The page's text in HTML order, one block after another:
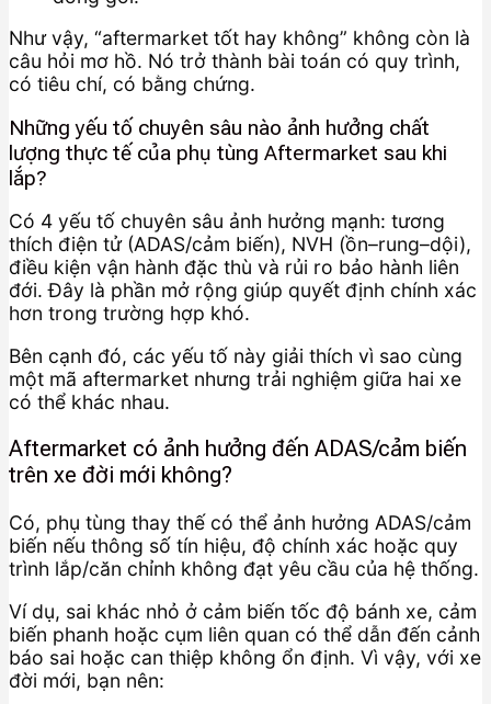
Như vậy, “aftermarket tốt hay không” không còn là
câu hỏi mơ hồ. Nó trở thành bài toán có quy trình,
có tiêu chí, có bằng chứng.
Những yếu tố chuyên sâu nào ảnh hưởng chất
lượng thực tế của phụ tùng Aftermarket sau khi
lắp?
Có 4 yếu tố chuyên sâu ảnh hưởng mạnh: tương
thích điện tử (ADAS/cảm biến), NVH (ồn–rung–dội),
điều kiện vận hành đặc thù và rủi ro bảo hành liên
đới. Đây là phần mở rộng giúp quyết định chính xác
hơn trong trường hợp khó.
Bên cạnh đó, các yếu tố này giải thích vì sao cùng
một mã aftermarket nhưng trải nghiệm giữa hai xe
có thể khác nhau.
Aftermarket có ảnh hưởng đến ADAS/cảm biến
trên xe đời mới không?
Có, phụ tùng thay thế có thể ảnh hưởng ADAS/cảm
biến nếu thông số tín hiệu, độ chính xác hoặc quy
trình lắp/căn chỉnh không đạt yêu cầu của hệ thống.
Ví dụ, sai khác nhỏ ở cảm biến tốc độ bánh xe, cảm
biến phanh hoặc cụm liên quan có thể dẫn đến cảnh
báo sai hoặc can thiệp không ổn định. Vì vậy, với xe
đời mới, bạn nên: